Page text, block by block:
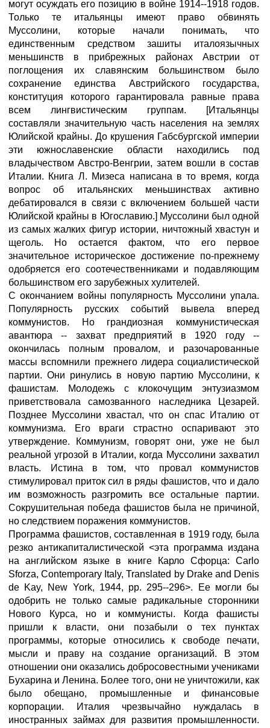
могут осуждать его позицию в войне 1914--1918 годов.
Только те итальянцы имеют право обвинять
Муссолини, которые начали понимать, что
единственным средством зашиты италоязычных
меньшинств в прибрежных районах Австрии от
поглощения их славянским большинством было
сохранение единства Австрийского государства,
конституция которого гарантировала равные права
всем лингвистическим группам. [Итальянцы
составляли значительную часть населения на землях
Юлийской крайны. До крушения Габсбургской империи
эти южнославенские области находились под
владычеством Австро-Венгрии, затем вошли в состав
Италии. Книга Л. Мизеса написана в то время, когда
вопрос об итальянских меньшинствах активно
дебатировался в связи с включением большей части
Юлийской крайны в Югославию.] Муссолини был одной
из самых жалких фигур истории, ничтожный хвастун и
щеголь. Но остается фактом, что его первое
значительное историческое достижение по-прежнему
одобряется его соотечественниками и подавляющим
большинством его зарубежных хулителей.
С окончанием войны популярность Муссолини упала.
Популярность русских событий вывела вперед
коммунистов. Но грандиозная коммунистическая
авантюра -- захват предприятий в 1920 году --
окончилась полным провалом, и разочарованные
массы вспомнили прежнего лидера социалистической
партии. Они ринулись в новую партию Муссолини, к
фашистам. Молодежь с клокочущим энтузиазмом
приветствовала самозванного наследника Цезарей.
Позднее Муссолини хвастал, что он спас Италию от
коммунизма. Его враги страстно оспаривают это
утверждение. Коммунизм, говорят они, уже не был
реальной угрозой в Италии, когда Муссолини захватил
власть. Истина в том, что провал коммунистов
стимулировал приток сил в ряды фашистов, что и дало
им возможность разгромить все остальные партии.
Сокрушительная победа фашистов была не причиной,
но следствием поражения коммунистов.
Программа фашистов, составленная в 1919 году, была
резко антикапиталистической <эта программа издана
на английском языке в книге Карло Сфорца: Carlo
Sforza, Contemporary Italy, Translated by Drake and Denis
de Kay, New York, 1944, pp. 295--296>. Ее могли бы
одобрить не только самые радикальные сторонники
Нового Курса, но и коммунисты. Когда фашисты
пришли к власти, они позабыли о тех пунктах
программы, которые относились к свободе печати,
мысли и праву на создание организаций. В этом
отношении они оказались добросовестными учениками
Бухарина и Ленина. Более того, они не уничтожили, как
было обещано, промышленные и финансовые
корпорации. Италия чрезвычайно нуждалась в
иностранных займах для развития промышленности.